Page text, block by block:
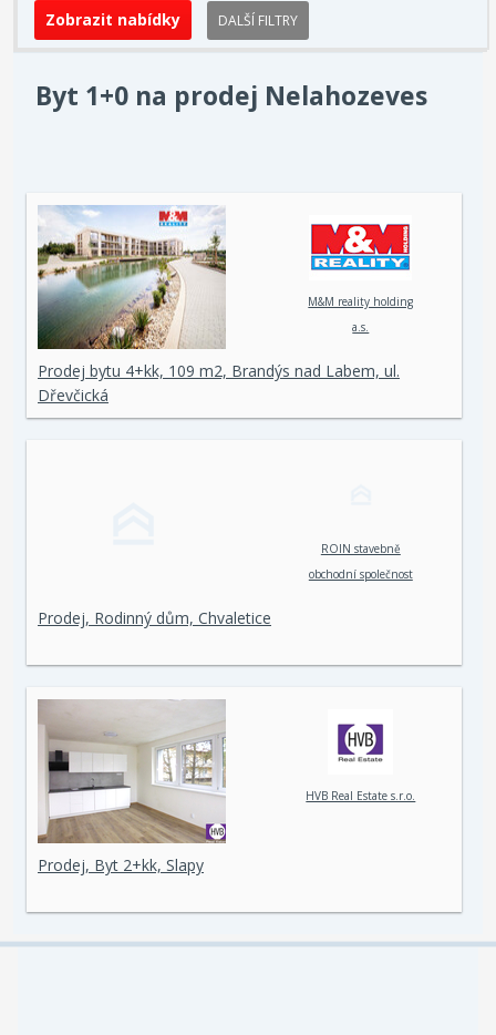
DALŠÍ FILTRY
Byt 1+0 na prodej Nelahozeves
M&M reality holding
a.s.
Prodej bytu 4+kk, 109 m2, Brandýs nad Labem, ul.
Dřevčická
ROIN stavebně
obchodní společnost
Prodej, Rodinný dům, Chvaletice
HVB Real Estate s.r.o.
Prodej, Byt 2+kk, Slapy